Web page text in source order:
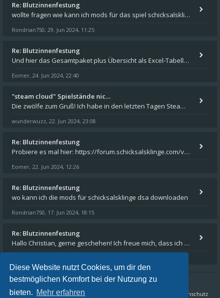
Diese Website nutzt Cookies, um dir den
bestmöglichen Komfort bei der Nutzung zu
bieten. Mehr erfahren
Re: Blutzinnenfestung
wollte fragen wie kann ich mods für das spiel schicksalsklinge in das spieleverzeichnis kopieren und in welches
Rondrian750, 29. Jun 2024, 11:25
Re: Blutzinnenfestung
Und hier das Gesamtpaket plus Übersicht als Excel-Tabelle: https://forum.schicksalsklinge.com/viewtopic.php?f=239&t=156
Eomer, 24. Jun 2024, 22:40
"steam cloud" Spielstände nic…
Die zwölfe zum Gruß! Ich habe in den letzten Tagen Steam auf meinem Desktop PC mit Windows 11 installiert und über Steam
wunderwuzz, 22. Jun 2024, 23:08
Re: Blutzinnenfestung
Probiere es mal hier: https://forum.schicksalsklinge.com/viewtopic.php?f=239&t=15661
Eomer, 22. Jun 2024, 12:26
Re: Blutzinnenfestung
wo kann ich die mods für schicksalsklinge dsa downloaden
Rondrian750, 17. Jun 2024, 18:15
Re: Blutzinnenfestung
Hallo Christian, gerne geschehen! Ich freue mich, dass ich Dir weiterhelfen konnte - und das Forum weiter "lebt". Denn
Sternenschweif.com Nordlandtrilogie Forum Datenschutz